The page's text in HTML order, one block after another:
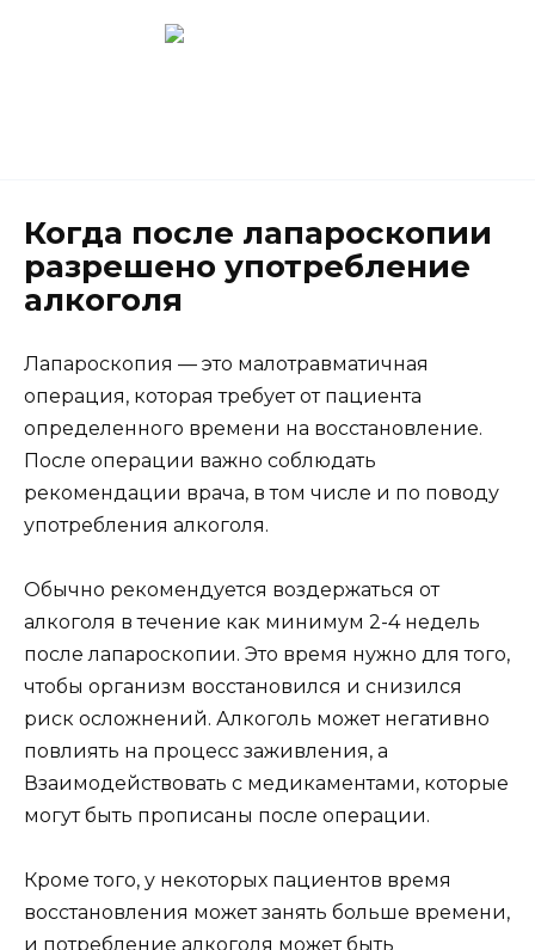
Когда после лапароскопии
разрешено употребление
алкоголя
Лапароскопия — это малотравматичная
операция, которая требует от пациента
определенного времени на восстановление.
После операции важно соблюдать
рекомендации врача, в том числе и по поводу
употребления алкоголя.
Обычно рекомендуется воздержаться от
алкоголя в течение как минимум 2-4 недель
после лапароскопии. Это время нужно для того,
чтобы организм восстановился и снизился
риск осложнений. Алкоголь может негативно
повлиять на процесс заживления, а
Взаимодействовать с медикаментами, которые
могут быть прописаны после операции.
Кроме того, у некоторых пациентов время
восстановления может занять больше времени,
и потребление алкоголя может быть